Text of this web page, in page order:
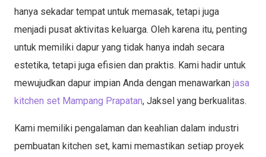
hanya sekadar tempat untuk memasak, tetapi juga
menjadi pusat aktivitas keluarga. Oleh karena itu, penting
untuk memiliki dapur yang tidak hanya indah secara
estetika, tetapi juga efisien dan praktis. Kami hadir untuk
mewujudkan dapur impian Anda dengan menawarkan jasa
kitchen set Mampang Prapatan, Jaksel yang berkualitas.
Kami memiliki pengalaman dan keahlian dalam industri
pembuatan kitchen set, kami memastikan setiap proyek